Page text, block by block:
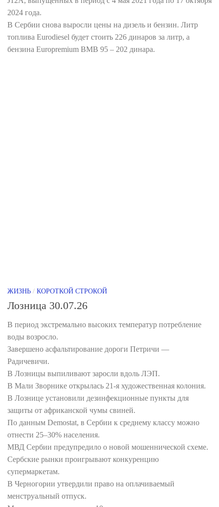
2024 года.
В Сербии снова выросли цены на дизель и бензин. Литр
топлива Eurodiesel будет стоить 226 динаров за литр, а
бензина Europremium BMB 95 – 202 динара.
ЖИЗНЬ / КОРОТКОЙ СТРОКОЙ
Лозница 30.07.26
В период экстремально высоких температур потребление
воды возросло.
Завершено асфальтирование дороги Петричи —
Радичевичи.
В Лозницы выпиливают заросли вдоль ЛЭП.
В Мали Зворнике открылась 21-я художественная колония.
В Лознице установили дезинфекционные пункты для
защиты от африканской чумы свиней.
По данным Demostat, в Сербии к среднему классу можно
отнести 25–30% населения.
МВД Сербии предупредило о новой мошеннической схеме.
Сербские рынки проигрывают конкуренцию
супермаркетам.
В Черногории утвердили право на оплачиваемый
менструальный отпуск.